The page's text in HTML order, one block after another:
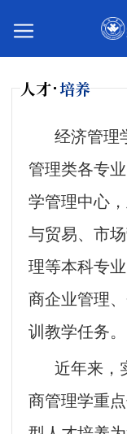
人才 培养
经济管理
管理类各专
学管理中心
与贸易、市
理等本科专
商企业管理
训教学任务。
近年来，
商管理学重